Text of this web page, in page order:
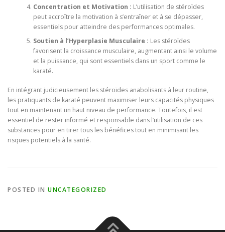
Concentration et Motivation : L’utilisation de stéroïdes
peut accroître la motivation à s’entraîner et à se dépasser,
essentiels pour atteindre des performances optimales.
Soutien à l’Hyperplasie Musculaire : Les stéroïdes
favorisent la croissance musculaire, augmentant ainsi le volume
et la puissance, qui sont essentiels dans un sport comme le
karaté.
En intégrant judicieusement les stéroïdes anabolisants à leur routine,
les pratiquants de karaté peuvent maximiser leurs capacités physiques
tout en maintenant un haut niveau de performance. Toutefois, il est
essentiel de rester informé et responsable dans l’utilisation de ces
substances pour en tirer tous les bénéfices tout en minimisant les
risques potentiels à la santé.
POSTED IN UNCATEGORIZED